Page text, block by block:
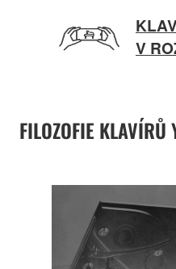
V
FILOZOFIE KLAVÍRŮ